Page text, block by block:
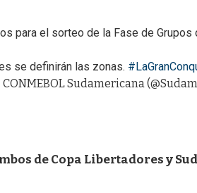
para el sorteo de la Fase de Grupos
se definirán las zonas.
Sudamericana
de Copa Libertadores y